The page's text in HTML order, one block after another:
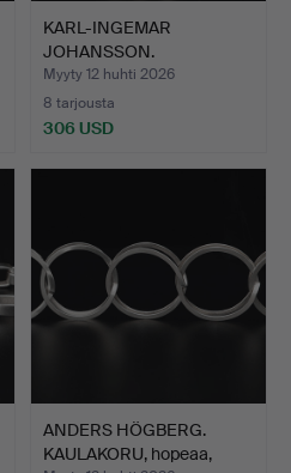
KARL-INGEMAR
JOHANSSON.
RANNEKORU, hopeaa,…
Myyty 12 huhti 2026
8 tarjousta
306 USD
ANDERS HÖGBERG.
KAULAKORU, hopeaa,